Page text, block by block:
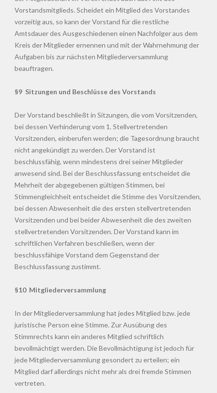
Vorstandsmitglieds. Scheidet ein Mitglied des Vorstandes
vorzeitig aus, so kann der Vorstand für die restliche
Amtsdauer des Ausgeschiedenen einen Nachfolger aus dem
Kreis der Mitglieder ernennen und mit der Wahrnehmung der
Aufgaben bis zur nächsten Mitgliederversammlung
beauftragen.
§9 Sitzungen und Beschlüsse des Vorstands
Der Vorstand beschließt in Sitzungen, die vom Vorsitzenden,
bei dessen Verhinderung vom 1. Stellvertretenden
Vorsitzenden, einberufen werden; die Tagesordnung braucht
nicht angekündigt zu werden. Der Vorstand ist
beschlussfähig, wenn mindestens drei seiner Mitglieder
anwesend sind. Bei der Beschlussfassung entscheidet die
Mehrheit der abgegebenen gültigen Stimmen, bei
Stimmengleichheit entscheidet die Stimme des Vorsitzenden,
bei dessen Abwesenheit die des ersten stellvertretenden
Vorsitzenden und bei beider Abwesenheit die des zweiten
stellvertretenden Vorsitzenden. Der Vorstand kann im
schriftlichen Verfahren beschließen, wenn der
beschlussfähige Vorstand dem Gegenstand der
Beschlussfassung zustimmt.
§10 Mitgliederversammlung
In der Mitgliederversammlung hat jedes Mitglied bzw. jede
juristische Person eine Stimme. Zur Ausübung des
Stimmrechts kann ein anderes Mitglied schriftlich
bevollmächtigt werden. Die Bevollmächtigung ist jedoch für
jede Mitgliederversammlung gesondert zu erteilen; ein
Mitglied darf allerdings nicht mehr als drei fremde Stimmen
vertreten.